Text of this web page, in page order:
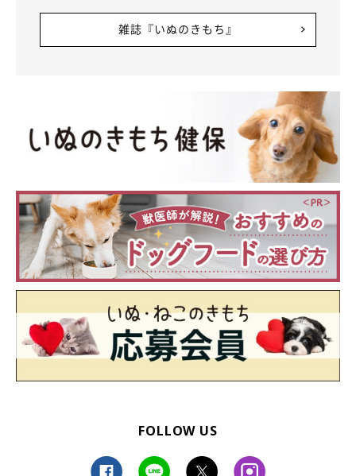
スクスクと成長中のモカちゃんへの思い
雑誌『いぬのきもち』
FOLLOW US